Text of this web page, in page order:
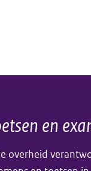
en
overheid